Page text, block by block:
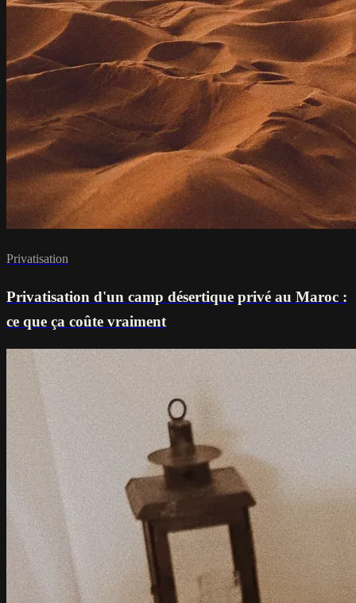
Privatisation
Privatisation d'un camp désertique privé au Maroc :
ce que ça coûte vraiment